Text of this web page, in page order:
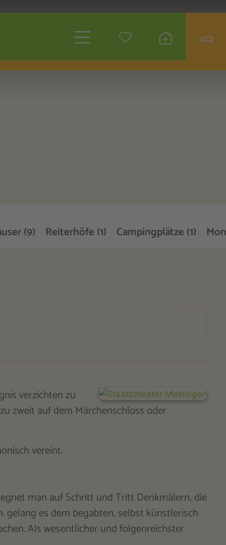
(9) Reiterhöfe (1) Campingplätze (1)
verzichten zu
zweit auf dem Märchenschloss oder
vereint.
man auf Schritt und Tritt Denkmälern, die
gelang es dem begabten, selbst künstlerisch
Als wesentlicher und folgenreichster